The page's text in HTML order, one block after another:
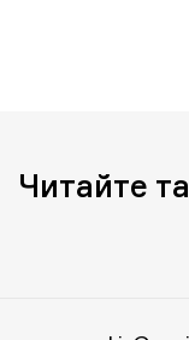
Читайте